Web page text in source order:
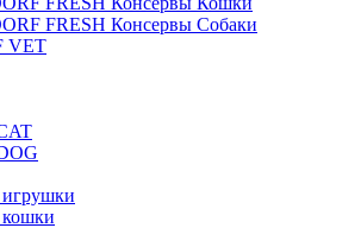
FRESH Консервы Собаки
VET
игрушки
кошки